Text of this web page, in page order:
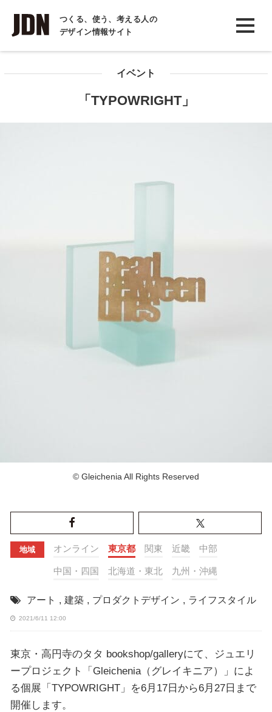
つくる、使う、考える人の
デザイン情報サイト
INTERVIEW
インタビュー
イベント
「TYPOWRIGHT」
©︎ Gleichenia All Rights Reserved
地域 オンライン 東京都 関東 近畿 中部
中国・四国 北海道・東北 九州・沖縄
アート , 建築 , プロダクトデザイン , ライフスタイル
2021/6/11 12:00
東京・高円寺のタタ bookshop/galleryにて、ジュエリ
ープロジェクト「Gleichenia（グレイキニア）」によ
る個展「TYPOWRIGHT」を6月17日から6月27日まで
開催します。